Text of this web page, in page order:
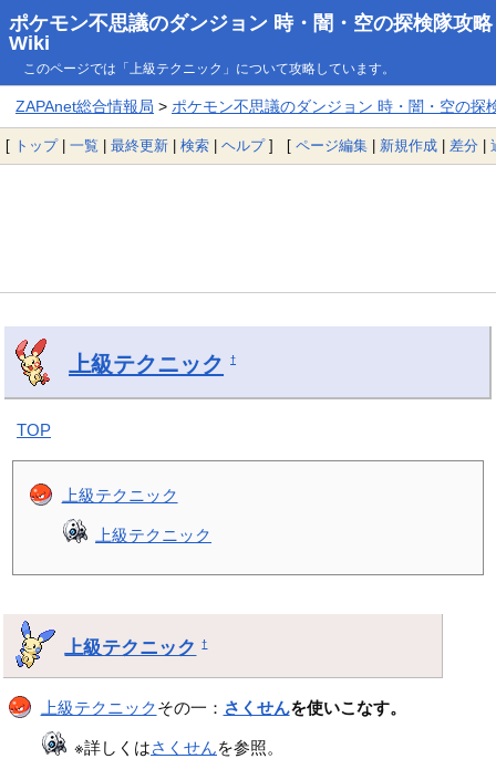
ポケモン不思議のダンジョン 時・闇・空の探検隊攻略
Wiki
このページでは「上級テクニック」について攻略しています。
ZAPAnet総合情報局 > ポケモン不思議のダンジョン 時・闇・空の探
[ トップ| 一覧 | 最終更新 | 検索 | ヘルプ] [ ページ編集 | 新規作成 | 差分 |
上級テクニック †
TOP
上級テクニック
上級テクニック
上級テクニック †
上級テクニックその一： さくせんを使いこなす。
※詳しくはさくせんを参照。